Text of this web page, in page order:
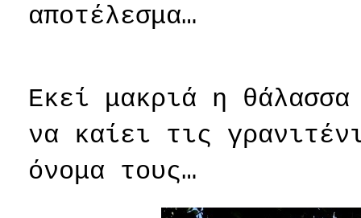
αποτέλεσμα…
Εκεί μακριά η
να καίει τις
όνομα τους…